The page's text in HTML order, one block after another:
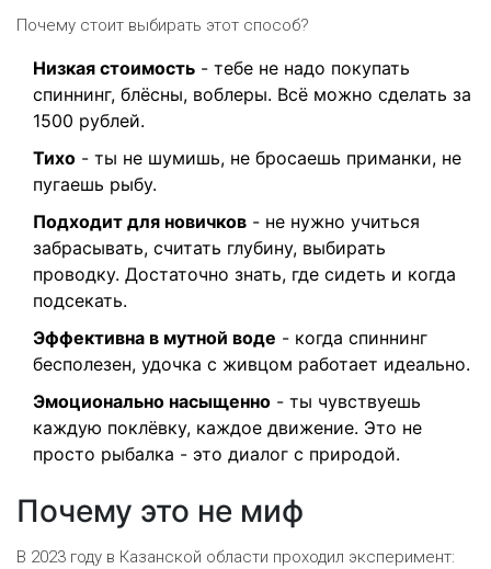
Почему стоит выбирать этот способ?
Низкая стоимость - тебе не надо покупать
спиннинг, блёсны, воблеры. Всё можно сделать за
1500 рублей.
Тихо - ты не шумишь, не бросаешь приманки, не
пугаешь рыбу.
Подходит для новичков - не нужно учиться
забрасывать, считать глубину, выбирать
проводку. Достаточно знать, где сидеть и когда
подсекать.
Эффективна в мутной воде - когда спиннинг
бесполезен, удочка с живцом работает идеально.
Эмоционально насыщенно - ты чувствуешь
каждую поклёвку, каждое движение. Это не
просто рыбалка - это диалог с природой.
Почему это не миф
В 2023 году в Казанской области проходил эксперимент: